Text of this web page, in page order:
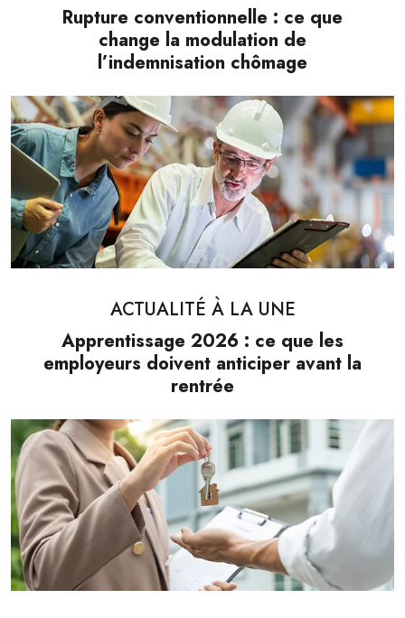
Rupture conventionnelle : ce que
change la modulation de
l’indemnisation chômage
ACTUALITÉ À LA UNE
Apprentissage 2026 : ce que les
employeurs doivent anticiper avant la
rentrée